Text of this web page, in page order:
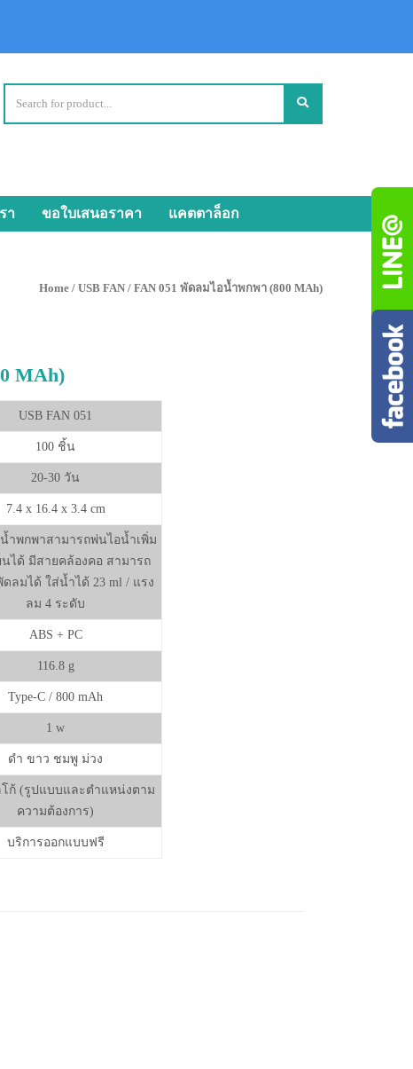
า ขอใบเสนอราคา แคตตาล็อก
Home / USB FAN / FAN 051 พัดลมไอน้ำพกพา (800 MAh)
MAh)
USB FAN 051
100 ชิ้น
20-30 วัน
7.4 x 16.4 x 3.4 cm
ำพกพาสามารถพ่นไอน้ำเพิ่ม
นได้ มีสายคล้องคอ สามารถ
ลมได้ ใส่น้ำได้ 23 ml / แรง
ลม 4 ระดับ
ABS + PC
116.8 g
Type-C / 800 mAh
1 w
ดำ ขาว ชมพู ม่วง
ก้ (รูปแบบและตำแหน่งตาม
ความต้องการ)
บริการออกแบบฟรี